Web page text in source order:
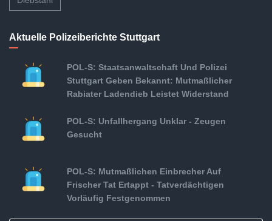
Aktuelle Polizeiberichte Stuttgart
POL-S: Staatsanwaltschaft Und Polizei
Stuttgart Geben Bekannt: Mutmaßlicher
Rabiater Ladendieb Leistet Widerstand
POL-S: Unfallhergang Unklar - Zeugen
Gesucht
POL-S: Mutmaßlichen Einbrecher Auf
Frischer Tat Ertappt - Tatverdächtigen
Vorläufig Festgenommen